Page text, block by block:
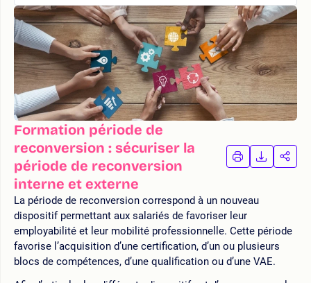
Formation période de
reconversion : sécuriser la
période de reconversion
interne et externe
IMPRIMER
LA
LA
La période de reconversion correspond à un nouveau
dispositif permettant aux salariés de favoriser leur
employabilité et leur mobilité professionnelle. Cette période
favorise l’acquisition d’une certification, d’un ou plusieurs
blocs de compétences, d’une qualification ou d’une VAE.